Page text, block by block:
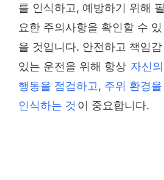
를 인식하고, 예방하기 위해 필
요한 주의사항을 확인할 수 있
을 것입니다. 안전하고 책임감
있는 운전을 위해 항상 자신의
행동을 점검하고, 주위 환경을
인식하는 것 이 중요합니다.